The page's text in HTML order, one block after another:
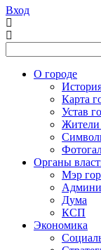
Вход
О городе
Карта
Устав
Жители
Органы
Мэр
Дума
КСП
Экономика